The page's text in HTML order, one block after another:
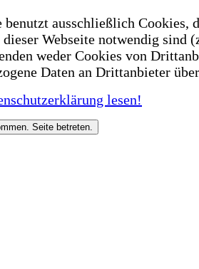
benutzt ausschließlich Cookies,
Webseite notwendig sind
weder Cookies von
Daten an Drittanbieter
lesen!
Seite betreten.